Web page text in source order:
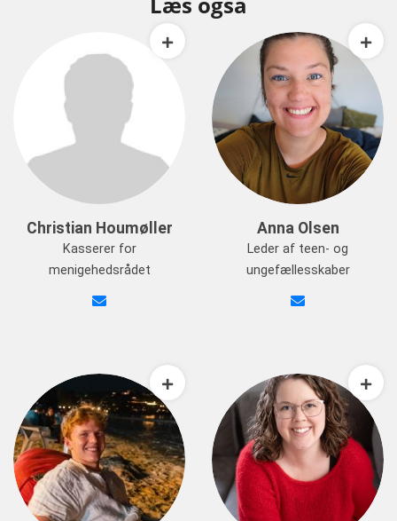
Christian Houmøller
Kasserer for
menigehedsrådet
Anna Olsen
Leder af teen- og
ungefællesskaber